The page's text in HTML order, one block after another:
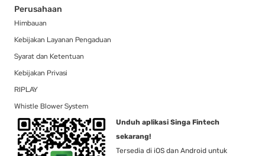
Perusahaan
Himbauan
Kebijakan Layanan Pengaduan
Syarat dan Ketentuan
Kebijakan Privasi
RIPLAY
Whistle Blower System
Unduh aplikasi Singa Fintech
sekarang!
Tersedia di iOS dan Android untuk